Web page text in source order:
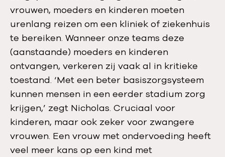
vrouwen, moeders en kinderen moeten
urenlang reizen om een kliniek of ziekenhuis
te bereiken. Wanneer onze teams deze
(aanstaande) moeders en kinderen
ontvangen, verkeren zij vaak al in kritieke
toestand. ‘Met een beter basiszorgsysteem
kunnen mensen in een eerder stadium zorg
krijgen,’ zegt Nicholas. Cruciaal voor
kinderen, maar ook zeker voor zwangere
vrouwen. Een vrouw met ondervoeding heeft
veel meer kans op een kind met